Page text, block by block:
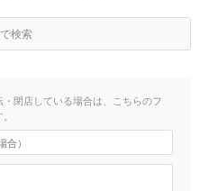
検索
閉店している場合は、こちらのフ